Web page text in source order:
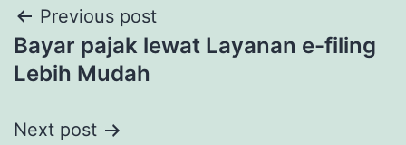
Post
navigation
Previous post
Bayar pajak lewat Layanan e-filing
Lebih Mudah
Next post